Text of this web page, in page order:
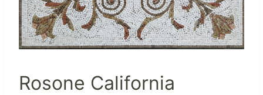
Rosone California